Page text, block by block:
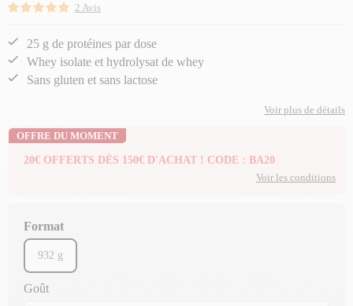
2 Avis
25 g de protéines par dose
Whey isolate et hydrolysat de whey
Sans gluten et sans lactose
Voir plus de détails
OFFRE DU MOMENT
20€ OFFERTS DÈS 150€ D'ACHAT ! CODE : BA20
Voir les conditions
Format
932 g
Goût